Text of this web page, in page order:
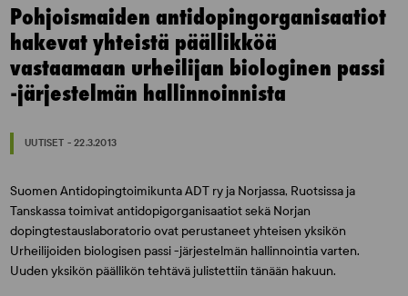
Pohjoismaiden antidopingorganisaatiot
hakevat yhteistä päällikköä
vastaamaan urheilijan biologinen passi
-järjestelmän hallinnoinnista
UUTISET - 22.3.2013
Suomen Antidopingtoimikunta ADT ry ja Norjassa, Ruotsissa ja
Tanskassa toimivat antidopigorganisaatiot sekä Norjan
dopingtestauslaboratorio ovat perustaneet yhteisen yksikön
Urheilijoiden biologisen passi -järjestelmän hallinnointia varten.
Uuden yksikön päällikön tehtävä julistettiin tänään hakuun.